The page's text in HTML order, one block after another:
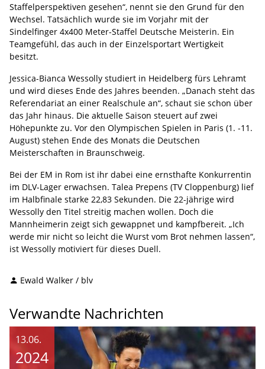
Staffelperspektiven gesehen“, nennt sie den Grund für den
Wechsel. Tatsächlich wurde sie im Vorjahr mit der
Sindelfinger 4x400 Meter-Staffel Deutsche Meisterin. Ein
Teamgefühl, das auch in der Einzelsportart Wertigkeit
besitzt.
Jessica-Bianca Wessolly studiert in Heidelberg fürs Lehramt
und wird dieses Ende des Jahres beenden. „Danach steht das
Referendariat an einer Realschule an“, schaut sie schon über
das Jahr hinaus. Die aktuelle Saison steuert auf zwei
Höhepunkte zu. Vor den Olympischen Spielen in Paris (1. -11.
August) stehen Ende des Monats die Deutschen
Meisterschaften in Braunschweig.
Bei der EM in Rom ist ihr dabei eine ernsthafte Konkurrentin
im DLV-Lager erwachsen. Talea Prepens (TV Cloppenburg) lief
im Halbfinale starke 22,83 Sekunden. Die 22-jährige wird
Wessolly den Titel streitig machen wollen. Doch die
Mannheimerin zeigt sich gewappnet und kampfbereit. „Ich
werde mir nicht so leicht die Wurst vom Brot nehmen lassen“,
ist Wessolly motiviert für dieses Duell.
Ewald Walker / blv
Verwandte Nachrichten
13.06.
2024